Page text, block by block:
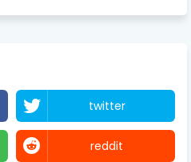
twitter
reddit